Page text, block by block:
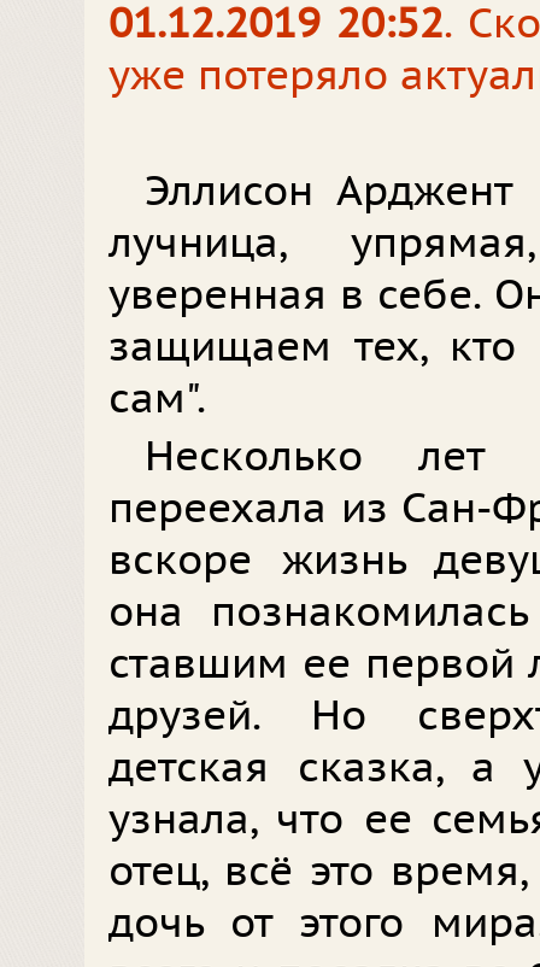
01.12.2019 20:52.
уже потеряло
Эллисон
лучница,
уверенная в себе.
защищаем тех, кто
сам".
Несколько лет
переехала из Сан-
вскоре жизнь
она
ставшим ее первой
друзей. Но
детская сказка, а
узнала, что ее
отец, всё это
дочь от этого